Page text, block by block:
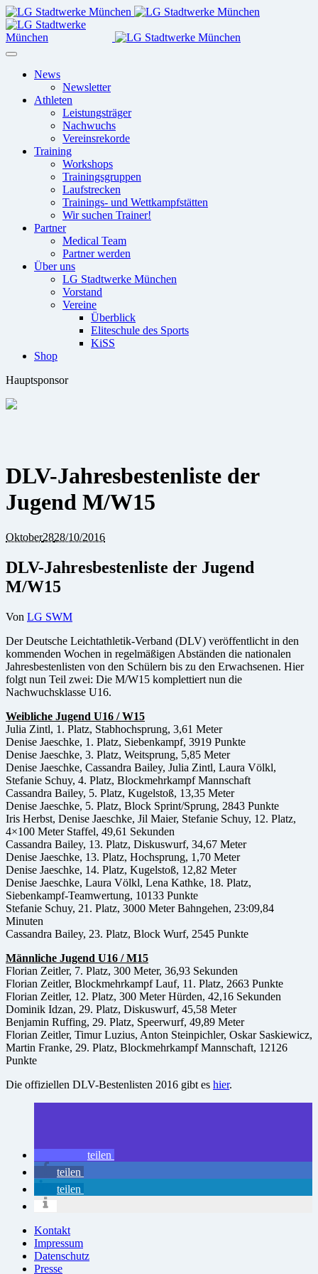
News
Newsletter
Athleten
Leistungsträger
Nachwuchs
Vereinsrekorde
Training
Workshops
Trainingsgruppen
Laufstrecken
Trainings- und Wettkampfstätten
Wir suchen Trainer!
Partner
Medical Team
Partner werden
Über uns
LG Stadtwerke München
Vorstand
Vereine
Überblick
Eliteschule des Sports
KiSS
Shop
Hauptsponsor
DLV-Jahresbestenliste der
Jugend M/W15
Oktober2828/10/2016
DLV-Jahresbestenliste der Jugend
M/W15
Von LG SWM
Der Deutsche Leichtathletik-Verband (DLV) veröffentlicht in den
kommenden Wochen in regelmäßigen Abständen die nationalen
Jahresbestenlisten von den Schülern bis zu den Erwachsenen. Hier
folgt nun Teil zwei: Die M/W15 komplettiert nun die
Nachwuchsklasse U16.
Weibliche Jugend U16 / W15
Julia Zintl, 1. Platz, Stabhochsprung, 3,61 Meter
Denise Jaeschke, 1. Platz, Siebenkampf, 3919 Punkte
Denise Jaeschke, 3. Platz, Weitsprung, 5,85 Meter
Denise Jaeschke, Cassandra Bailey, Julia Zintl, Laura Völkl,
Stefanie Schuy, 4. Platz, Blockmehrkampf Mannschaft
Cassandra Bailey, 5. Platz, Kugelstoß, 13,35 Meter
Denise Jaeschke, 5. Platz, Block Sprint/Sprung, 2843 Punkte
Iris Herbst, Denise Jaeschke, Jil Maier, Stefanie Schuy, 12. Platz,
4×100 Meter Staffel, 49,61 Sekunden
Cassandra Bailey, 13. Platz, Diskuswurf, 34,67 Meter
Denise Jaeschke, 13. Platz, Hochsprung, 1,70 Meter
Denise Jaeschke, 14. Platz, Kugelstoß, 12,82 Meter
Denise Jaeschke, Laura Völkl, Lena Kathke, 18. Platz,
Siebenkampf-Teamwertung, 10133 Punkte
Stefanie Schuy, 21. Platz, 3000 Meter Bahngehen, 23:09,84
Minuten
Cassandra Bailey, 23. Platz, Block Wurf, 2545 Punkte
Männliche Jugend U16 / M15
Florian Zeitler, 7. Platz, 300 Meter, 36,93 Sekunden
Florian Zeitler, Blockmehrkampf Lauf, 11. Platz, 2663 Punkte
Florian Zeitler, 12. Platz, 300 Meter Hürden, 42,16 Sekunden
Dominik Idzan, 29. Platz, Diskuswurf, 45,58 Meter
Benjamin Ruffing, 29. Platz, Speerwurf, 49,89 Meter
Florian Zeitler, Timur Luzius, Anton Steinpichler, Oskar Saskiewicz,
Martin Franke, 29. Platz, Blockmehrkampf Mannschaft, 12126
Punkte
Die offiziellen DLV-Bestenlisten 2016 gibt es hier.
teilen
teilen
teilen
Kontakt
Impressum
Datenschutz
Presse